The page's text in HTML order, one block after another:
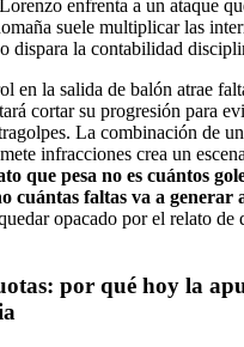
enfrenta a un ataque
suele multiplicar las
dispara la contabilidad
en la salida de balón atrae
cortar su progresión para
La combinación de
infracciones crea un
que pesa no es cuántos
cuántas faltas va a generar
opacado por el relato de
por qué hoy la